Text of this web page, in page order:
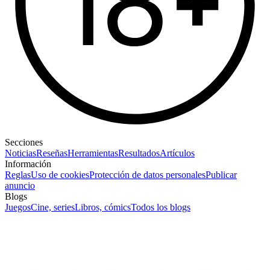
Secciones
NoticiasReseñasHerramientasResultadosArtículos
Información
ReglasUso de cookiesProtección de datos personalesPublicar
anuncio
Blogs
JuegosCine, seriesLibros, cómicsTodos los blogs